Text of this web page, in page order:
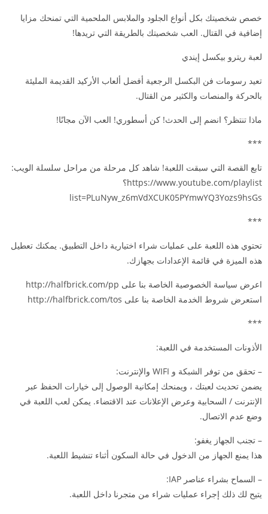
خصص شخصيتك بكل أنواع الجلود والملابس الملحمية التي تمنحك مزايا
إضافية في القتال. العب شخصيتك بالطريقة التي تريدها!
لعبة ريترو بيكسل إيندي
تعيد رسومات فن البكسل الرجعية أفضل ألعاب الأركيد القديمة المليئة
بالحركة والمنصات والكثير من القتال.
ماذا تنتظر؟ انضم إلى الحدث! كن أسطوري! العب الآن مجانًا!
***
تابع القصة التي سبقت اللعبة! شاهد كل مرحلة من مراحل سلسلة الويب:
https://www.youtube.com/playlist؟
list=PLuNyw_z6mVdXCUK05PYmwYQ3Yozs9hsGs
***
تحتوي هذه اللعبة على عمليات شراء اختيارية داخل التطبيق. يمكنك تعطيل
هذه الميزة في قائمة الإعدادات بجهازك.
اعرض سياسة الخصوصية الخاصة بنا على http://halfbrick.com/pp
استعرض شروط الخدمة الخاصة بنا على http://halfbrick.com/tos
***
الأذونات المستخدمة في اللعبة:
– تحقق من توفر الشبكة و WIFI والإنترنت:
يضمن تحديث لعبتك ، ويمنحك إمكانية الوصول إلى خيارات الحفظ عبر
الإنترنت / السحابية وعرض الإعلانات عند الاقتضاء. يمكن لعب اللعبة في
وضع عدم الاتصال.
– تجنب الجهاز يغفو:
هذا يمنع الجهاز من الدخول في حالة السكون أثناء تنشيط اللعبة.
– السماح بشراء عناصر IAP:
يتيح لك ذلك إجراء عمليات شراء من متجرنا داخل اللعبة.